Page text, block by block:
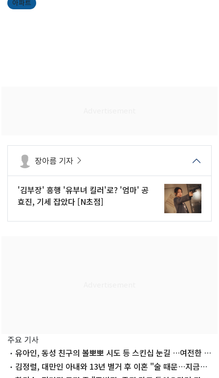
아파트
장아름 기자
'김부장' 흥행 '유부녀 킬러'로? '엄마' 공
효진, 기세 잡았다 [N초점]
주요 기사
유아인, 동성 친구의 볼뽀뽀 시도 등 스킨십 눈길 …여전한 비
주얼김정렬, 대만인 아내와 13년 별거 후 이혼 "술 때문…지금은